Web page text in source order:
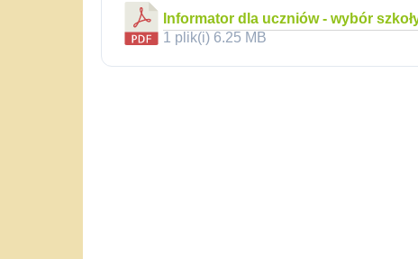
Informator dla uczniów - wybór
1 plik(i) 6.25 MB